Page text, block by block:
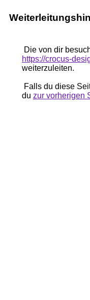
Die von dir
https://crocus-
weiterzuleiten.
Falls du diese
du zur vorherigen